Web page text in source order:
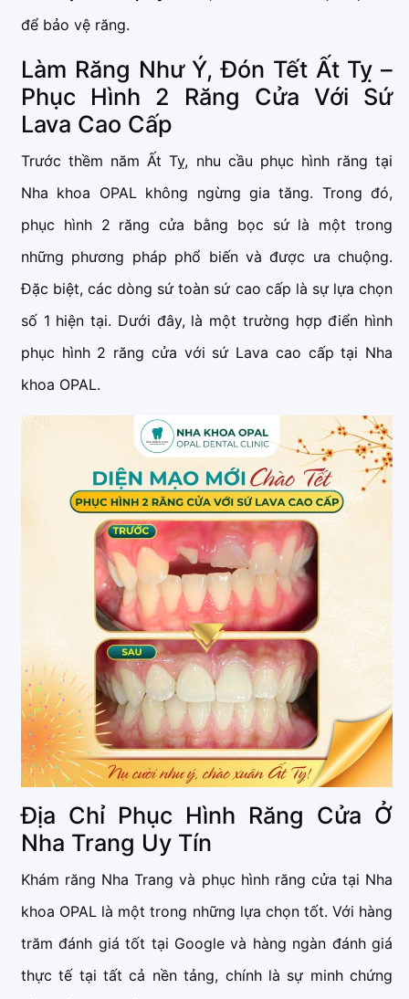
để bảo vệ răng.
Làm Răng Như Ý, Đón Tết Ất Tỵ –
Phục Hình 2 Răng Cửa Với Sứ
Lava Cao Cấp
Trước thềm năm Ất Tỵ, nhu cầu phục hình răng tại
Nha khoa OPAL không ngừng gia tăng. Trong đó,
phục hình 2 răng cửa bằng bọc sứ là một trong
những phương pháp phổ biến và được ưa chuộng.
Đặc biệt, các dòng sứ toàn sứ cao cấp là sự lựa chọn
số 1 hiện tại. Dưới đây, là một trường hợp điển hình
phục hình 2 răng cửa với sứ Lava cao cấp tại Nha
khoa OPAL.
Địa Chỉ Phục Hình Răng Cửa Ở
Nha Trang Uy Tín
Khám răng Nha Trang và phục hình răng cửa tại Nha
khoa OPAL là một trong những lựa chọn tốt. Với hàng
trăm đánh giá tốt tại Google và hàng ngàn đánh giá
thực tế tại tất cả nền tảng, chính là sự minh chứng